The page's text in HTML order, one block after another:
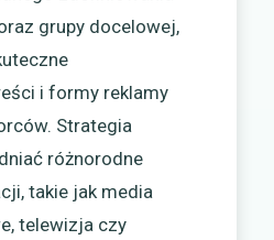
grupy docelowej,
i formy reklamy
Strategia
różnorodne
takie jak media
telewizja czy